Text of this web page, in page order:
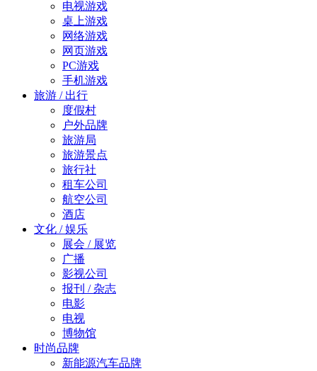
电视游戏
桌上游戏
网络游戏
网页游戏
PC游戏
手机游戏
旅游 / 出行
度假村
户外品牌
旅游局
旅游景点
旅行社
租车公司
航空公司
酒店
文化 / 娱乐
展会 / 展览
广播
影视公司
报刊 / 杂志
电影
电视
博物馆
时尚品牌
新能源汽车品牌